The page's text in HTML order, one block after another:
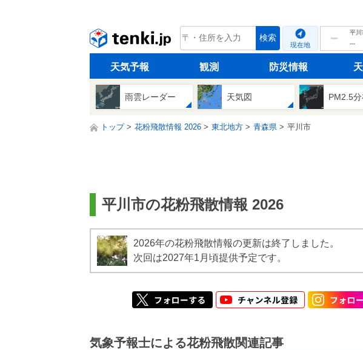
tenki.jp 検索
現在地
平川
---
天気予報 観測 防災情報
雨雲レーダー 天気図 PM2.5分
トップ 花粉飛散情報 2026 東北地方 青森県 平川市
平川市の花粉飛散情報 2026
2026年の花粉飛散情報の更新は終了しました。
次回は2027年1月頃提供予定です。
気象予報士による花粉飛散関連記事